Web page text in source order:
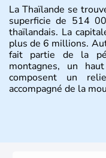
La Thaïlande se
superficie de 514
thaïlandais. La
plus de 6 millions.
fait partie de la
montagnes, un
composent un
accompagné de la
Histoire et